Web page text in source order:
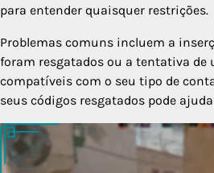
para entender quaisquer restrições.
Problemas comuns incluem a
foram resgatados ou a tentativa de
compatíveis com o seu tipo de
seus códigos resgatados pode